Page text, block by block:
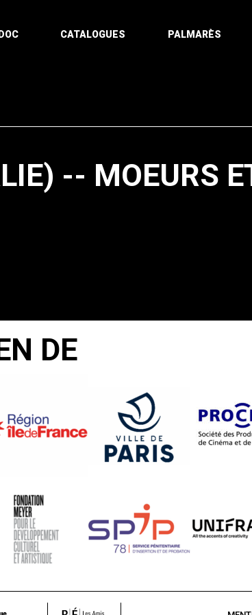
CATALOGUES PALMARÈS
-- MOEURS
DE